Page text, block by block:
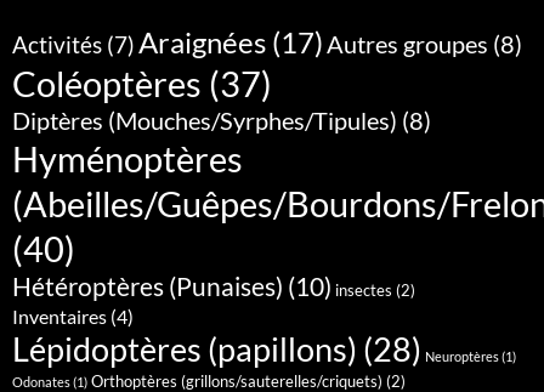
Activités (7)Araignées (17)Autres groupes (8)
Coléoptères (37)
Diptères (Mouches/Syrphes/Tipules) (8)
Hyménoptères
(Abeilles/Guêpes/Bourdons/
(40)
Hétéroptères (Punaises) (10) insectes (2)
Inventaires (4)
Lépidoptères (papillons) (28) Neuroptères(1)
Odonates(1) Orthoptères (grillons/sauterelles/criquets) (2)